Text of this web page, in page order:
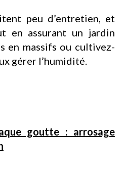
peu d’entretien, et
en assurant un jardin
en massifs ou cultivez-
gérer l’humidité.
goutte : arrosage